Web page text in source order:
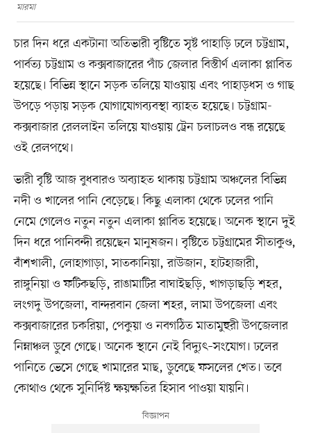
মারমা
চার দিন ধরে একটানা অতিভারী বৃষ্টিতে সৃষ্ট পাহাড়ি ঢলে চট্টগ্রাম,
পার্বত্য চট্টগ্রাম ও কক্সবাজারের পাঁচ জেলার বিস্তীর্ণ এলাকা প্লাবিত
হয়েছে। বিভিন্ন স্থানে সড়ক তলিয়ে যাওয়ায় এবং পাহাড়ধস ও গাছ
উপড়ে পড়ায় সড়ক যোগাযোগব্যবস্থা ব্যাহত হয়েছে। চট্টগ্রাম-
কক্সবাজার রেললাইন তলিয়ে যাওয়ায় ট্রেন চলাচলও বন্ধ রয়েছে
ওই রেলপথে।
ভারী বৃষ্টি আজ বুধবারও অব্যাহত থাকায় চট্টগ্রাম অঞ্চলের বিভিন্ন
নদী ও খালের পানি বেড়েছে। কিছু এলাকা থেকে ঢলের পানি
নেমে গেলেও নতুন নতুন এলাকা প্লাবিত হয়েছে। অনেক স্থানে দুই
দিন ধরে পানিবন্দী রয়েছেন মানুষজন। বৃষ্টিতে চট্টগ্রামের সীতাকুণ্ড,
বাঁশখালী, লোহাগাড়া, সাতকানিয়া, রাউজান, হাটহাজারী,
রাঙ্গুনিয়া ও ফটিকছড়ি, রাঙামাটির বাঘাইছড়ি, খাগড়াছড়ি শহর,
লংগদু উপজেলা, বান্দরবান জেলা শহর, লামা উপজেলা এবং
কক্সবাজারের চকরিয়া, পেকুয়া ও নবগঠিত মাতামুহুরী উপজেলার
নিম্নাঞ্চল ডুবে গেছে। অনেক স্থানে নেই বিদ্যুৎ–সংযোগ। ঢলের
পানিতে ভেসে গেছে খামারের মাছ, ডুবেছে ফসলের খেত। তবে
কোথাও থেকে সুনির্দিষ্ট ক্ষয়ক্ষতির হিসাব পাওয়া যায়নি।